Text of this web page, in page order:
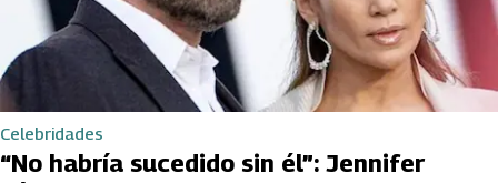
Celebridades
“No habría sucedido sin él”: Jennifer